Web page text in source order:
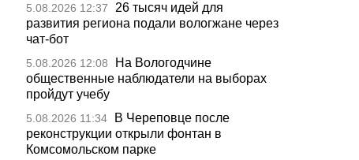
5.08.2026 12:37
26 тысяч идей для
развития региона подали вологжане через
чат-бот
5.08.2026 12:08
На Вологодчине
общественные наблюдатели на выборах
пройдут учебу
5.08.2026 11:34
В Череповце после
реконструкции открыли фонтан в
Комсомольском парке